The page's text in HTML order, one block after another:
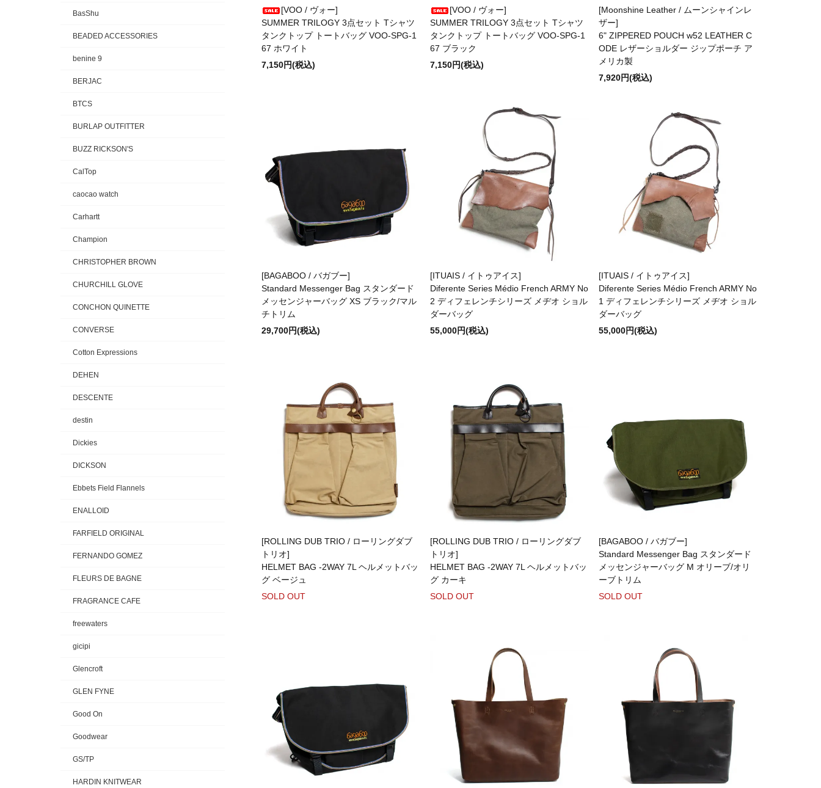
[VOO / ヴォー]
SUMMER TRILOGY 3点セット Tシャツ
タンクトップ トートバッグ VOO-SPG-1
67 ホワイト
7,150円(税込)
[VOO / ヴォー]
SUMMER TRILOGY 3点セット Tシャツ
タンクトップ トートバッグ VOO-SPG-1
67 ブラック
7,150円(税込)
[Moonshine Leather / ムーンシャインレ
ザー]
6" ZIPPERED POUCH w52 LEATHER C
ODE レザーショルダー ジップポーチ ア
メリカ製
7,920円(税込)
[BAGABOO / バガブー]
Standard Messenger Bag スタンダード
メッセンジャーバッグ XS ブラック/マル
チトリム
29,700円(税込)
[ITUAIS / イトゥアイス]
Diferente Series Médio French ARMY No
2 ディフェレンチシリーズ メヂオ ショル
ダーバッグ
55,000円(税込)
[ITUAIS / イトゥアイス]
Diferente Series Médio French ARMY No
1 ディフェレンチシリーズ メヂオ ショル
ダーバッグ
55,000円(税込)
[ROLLING DUB TRIO / ローリングダブ
トリオ]
HELMET BAG -2WAY 7L ヘルメットバッ
グ ベージュ
SOLD OUT
[ROLLING DUB TRIO / ローリングダブ
トリオ]
HELMET BAG -2WAY 7L ヘルメットバッ
グ カーキ
SOLD OUT
[BAGABOO / バガブー]
Standard Messenger Bag スタンダード
メッセンジャーバッグ M オリーブ/オリ
ーブトリム
SOLD OUT
BasShu
BEADED ACCESSORIES
benine 9
BERJAC
BTCS
BURLAP OUTFITTER
BUZZ RICKSON'S
CalTop
caocao watch
Carhartt
Champion
CHRISTOPHER BROWN
CHURCHILL GLOVE
CONCHON QUINETTE
CONVERSE
Cotton Expressions
DEHEN
DESCENTE
destin
Dickies
DICKSON
Ebbets Field Flannels
ENALLOID
FARFIELD ORIGINAL
FERNANDO GOMEZ
FLEURS DE BAGNE
FRAGRANCE CAFE
freewaters
gicipi
Glencroft
GLEN FYNE
Good On
Goodwear
GS/TP
HARDIN KNITWEAR